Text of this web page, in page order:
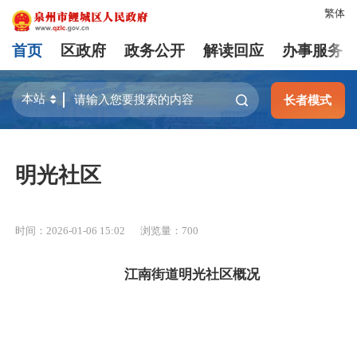
繁体
首页 区政府 政务公开 解读回应 办事服务
长者模式
明光社区
时间：2026-01-06 15:02 浏览量： 700
江南街道明光社区概况